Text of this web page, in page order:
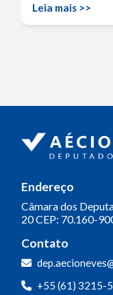
Leia mais >>
Endereço
Câmara dos
20CEP: 70.160-
Contato
+55 (61) 3215-